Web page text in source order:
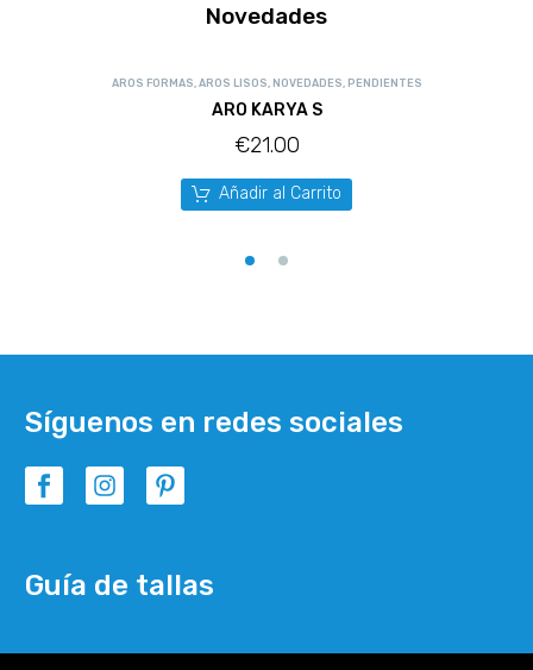
Novedades
AROS FORMAS AROS LISOS NOVEDADES PENDIENTES
ARO KARYA S
€21.00
Añadir al Carrito
Síguenos en redes sociales
Guía de tallas